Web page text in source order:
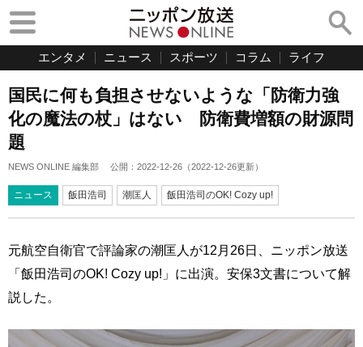
エンタメ ニュース スポーツ コラム ライフ
国民に何も負担させないような「防衛力強
化の魔法の杖」はない 防衛費増額の財源問
題
NEWS ONLINE 編集部 公開： 2022-12-26 （2022-12-26更新）
ニュース 飯田浩司 潮匡人 飯田浩司のOK! Cozy up!
元航空自衛官で評論家の潮匡人が12月26日、ニッポン放送
「飯田浩司のOK! Cozy up!」に出演。安保3文書について解
説した。